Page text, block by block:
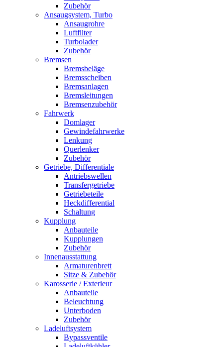
Zubehör
Ansaugsystem, Turbo
Ansaugrohre
Luftfilter
Turbolader
Zubehör
Bremsen
Bremsbeläge
Bremsscheiben
Bremsanlagen
Bremsleitungen
Bremsenzubehör
Fahrwerk
Domlager
Gewindefahrwerke
Lenkung
Querlenker
Zubehör
Getriebe, Differentiale
Antriebswellen
Transfergetriebe
Getriebeteile
Heckdifferential
Schaltung
Kupplung
Anbauteile
Kupplungen
Zubehör
Innenausstattung
Armaturenbrett
Sitze & Zubehör
Karosserie / Exterieur
Anbauteile
Beleuchtung
Unterboden
Zubehör
Ladeluftsystem
Bypassventile